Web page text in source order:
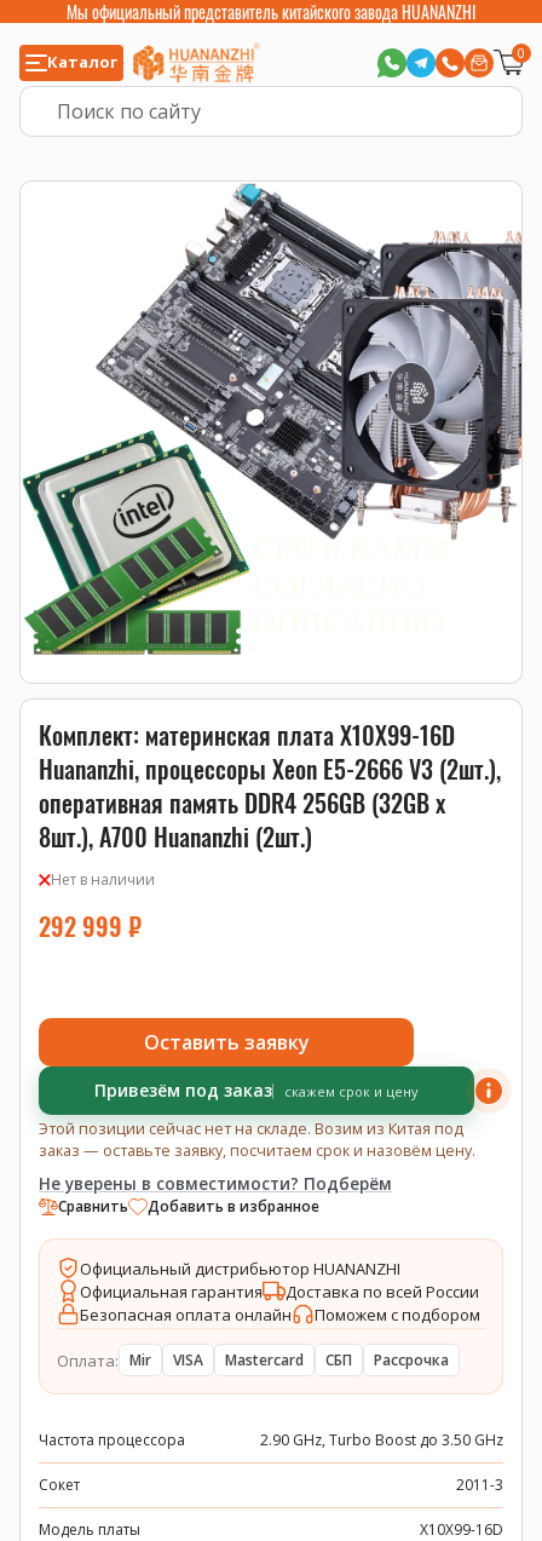
Мы официальный представитель китайского завода HUANANZHI
Каталог 0
Комплект: материнская плата X10X99-16D
Huananzhi, процессоры Xeon E5-2666 V3 (2шт.),
оперативная память DDR4 256GB (32GB x
8шт.), A700 Huananzhi (2шт.)
Нет в наличии
292 999 ₽
Оставить заявку
Привезём под заказ скажем срок и цену
Этой позиции сейчас нет на складе. Возим из Китая под
заказ — оставьте заявку, посчитаем срок и назовём цену.
Не уверены в совместимости? Подберём
Сравнить Добавить в избранное
Официальный дистрибьютор HUANANZHI
Официальная гарантия
Доставка по всей России
Безопасная оплата онлайн
Поможем с подбором
Оплата: Mir VISA Mastercard СБП Рассрочка
Частота процессора 2.90 GHz, Turbo Boost до 3.50 GHz
Сокет 2011-3
Модель платы X10X99-16D